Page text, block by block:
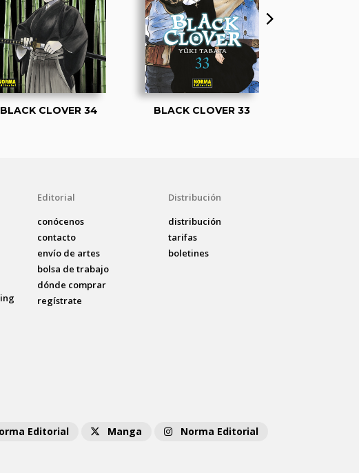
BLACK CLOVER 34 BLACK CLOVER 33
Editorial
conócenos
contacto
envío de artes
bolsa de trabajo
dónde comprar
regístrate
Distribución
distribución
tarifas
boletines
Editorial Manga
Norma Editorial